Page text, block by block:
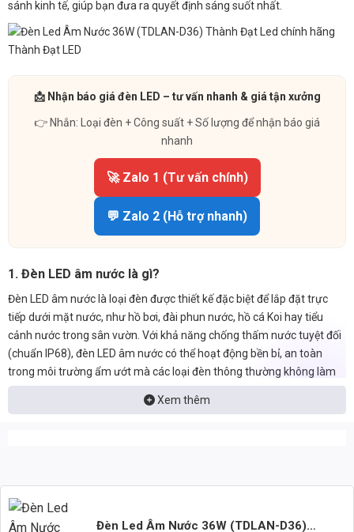
sánh kinh tế, giúp bạn đưa ra quyết định sáng suốt nhất.
📩 Nhận báo giá đèn LED – tư vấn nhanh & giá tận xưởng
👉 Nhắn: Loại đèn + Công suất + Số lượng để nhận báo giá
nhanh
🚀 Zalo 1 (Tư vấn chính)
💬 Zalo 2 (Hỗ trợ nhanh)
1. Đèn LED âm nước là gì?
Đèn LED âm nước là loại đèn được thiết kế đặc biệt để lắp đặt trực
tiếp dưới mặt nước, như hồ bơi, đài phun nước, hồ cá Koi hay tiểu
cảnh nước trong sân vườn. Với khả năng chống thấm nước tuyệt đối
(chuẩn IP68), đèn LED âm nước có thể hoạt động bền bỉ, an toàn
trong môi trường ẩm ướt mà các loại đèn thông thường không làm
được.
2. Ưu điểm nổi bật của đèn LED âm nước 36W (TDLAN-
Tiết kiệm điện năng vượt trội so với các loại đèn truyền thống, góp
phần giảm chi phí vận hành lâu dài.
Xem thêm
Đèn Led Âm Nước 36W (TDLAN-D36)